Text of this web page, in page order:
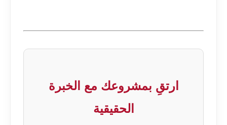
ارتقِ بمشروعك مع الخبرة
الحقيقية